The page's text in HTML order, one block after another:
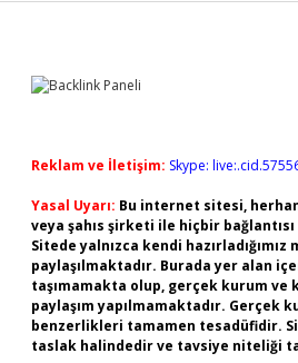
Sidebar
Reklam ve İletişim: Skype:
Yasal Uyarı: Bu internet sitesi,
veya şahıs şirketi ile hiçbir
Sitede yalnızca kendi
paylaşılmaktadır. Burada yer alan
taşımamakta olup, gerçek kurum ve
paylaşım yapılmamaktadır. Gerçek
benzerlikleri tamamen tesadüfidir.
taslak halindedir ve tavsiye niteliği